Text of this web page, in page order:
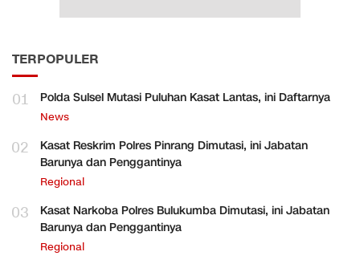
TERPOPULER
01 Polda Sulsel Mutasi Puluhan Kasat Lantas, ini Daftarnya
News
02
Kasat Reskrim Polres Pinrang Dimutasi, ini Jabatan
Barunya dan Penggantinya
Regional
03
Kasat Narkoba Polres Bulukumba Dimutasi, ini Jabatan
Barunya dan Penggantinya
Regional